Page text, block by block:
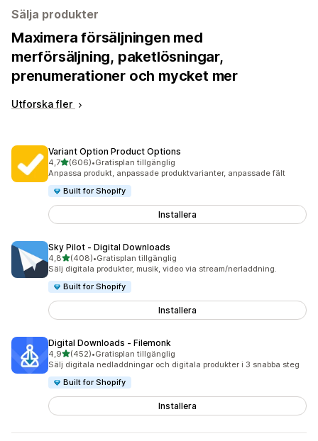
Sälja produkter
Maximera försäljningen med
merförsäljning, paketlösningar,
prenumerationer och mycket mer
Utforska fler
Variant Option Product Options
4,7av 5 stjärnor
(606)
606 recensioner totalt
•Gratisplan tillgänglig
Anpassa produkt, anpassade produktvarianter, anpassade fält
Built for Shopify
Installera
Sky Pilot ‑ Digital Downloads
4,8av 5 stjärnor
(408)
408 recensioner totalt
•Gratisplan tillgänglig
Sälj digitala produkter, musik, video via stream/nerladdning.
Built for Shopify
Installera
Digital Downloads ‑ Filemonk
4,9av 5 stjärnor
(452)
452 recensioner totalt
•Gratisplan tillgänglig
Sälj digitala nedladdningar och digitala produkter i 3 snabba steg
Built for Shopify
Installera